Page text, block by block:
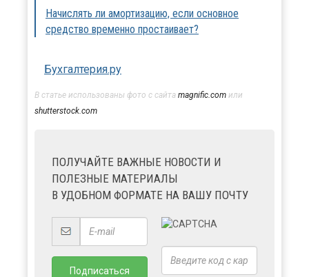
Начислять ли амортизацию, если основное
средство временно простаивает?
Бухгалтерия.ру
В статье использованы фото с сайта magnific.com или
shutterstock.com
ПОЛУЧАЙТЕ ВАЖНЫЕ НОВОСТИ И
ПОЛЕЗНЫЕ МАТЕРИАЛЫ
В УДОБНОМ ФОРМАТЕ НА ВАШУ ПОЧТУ